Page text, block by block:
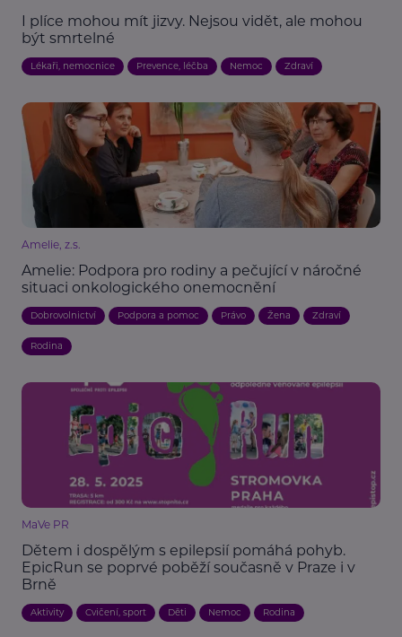
I plíce mohou mít jizvy. Nejsou vidět, ale mohou
být smrtelné
Lékaři, nemocnice Prevence, léčba Nemoc Zdraví
Amelie, z.s.
Amelie: Podpora pro rodiny a pečující v náročné
situaci onkologického onemocnění
Dobrovolnictví Podpora a pomoc Právo Žena Zdraví
Rodina
MaVe PR
Dětem i dospělým s epilepsií pomáhá pohyb.
EpicRun se poprvé poběží současně v Praze i v
Brně
Aktivity Cvičení, sport Děti Nemoc Rodina